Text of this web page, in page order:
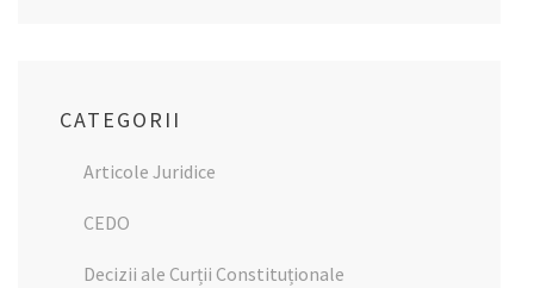
CATEGORII
Articole Juridice
CEDO
Decizii ale Curții Constituționale